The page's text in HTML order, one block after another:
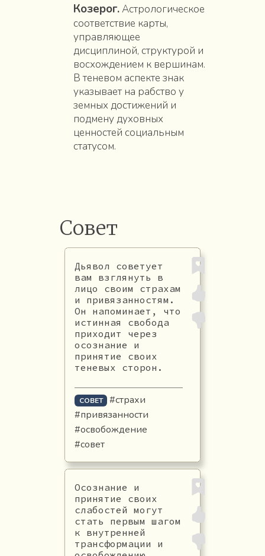
Козерог.Астрологическое
соответствие карты,
управляющее
дисциплиной, структурой и
восхождением к вершинам.
В теневом аспекте знак
указывает на рабство у
земных достижений и
подмену духовных
ценностей социальным
статусом.
Совет
Дьявол советует
вам взглянуть в
лицо своим страхам
и привязанностям.
Он напоминает, что
истинная свобода
приходит через
осознание и
принятие своих
теневых сторон.
СОВЕТ
#страхи
#привязанности
#освобождение
#совет
Осознание и
принятие своих
слабостей могут
стать первым шагом
к внутренней
трансформации и